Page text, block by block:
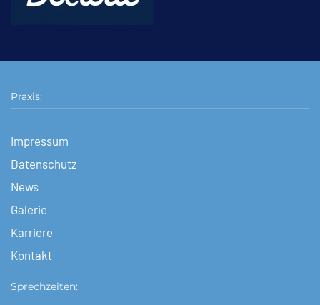
Praxis:
Impressum
Datenschutz
News
Galerie
Karriere
Kontakt
Sprechzeiten: